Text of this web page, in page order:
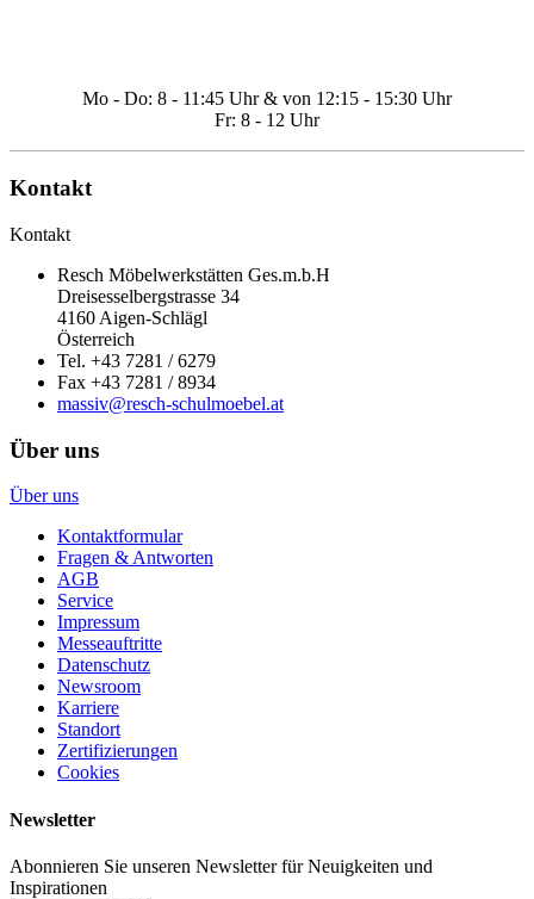
Mo - Do: 8 - 11:45 Uhr & von 12:15 - 15:30 Uhr
Fr: 8 - 12 Uhr
Kontakt
Kontakt
Resch Möbelwerkstätten Ges.m.b.H
Dreisesselbergstrasse 34
4160 Aigen-Schlägl
Österreich
Tel. +43 7281 / 6279
Fax +43 7281 / 8934
massiv@resch-schulmoebel.at
Über uns
Über uns
Kontaktformular
Fragen & Antworten
AGB
Service
Impressum
Messeauftritte
Datenschutz
Newsroom
Karriere
Standort
Zertifizierungen
Cookies
Newsletter
Abonnieren Sie unseren Newsletter für Neuigkeiten und
Inspirationen